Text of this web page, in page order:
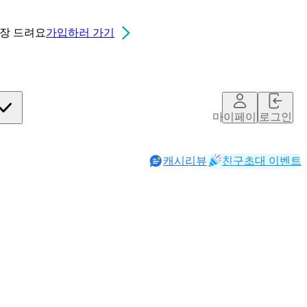
드려요가입하러 가기
마이페이지로그인
캐시리뷰 친구초대 이벤트